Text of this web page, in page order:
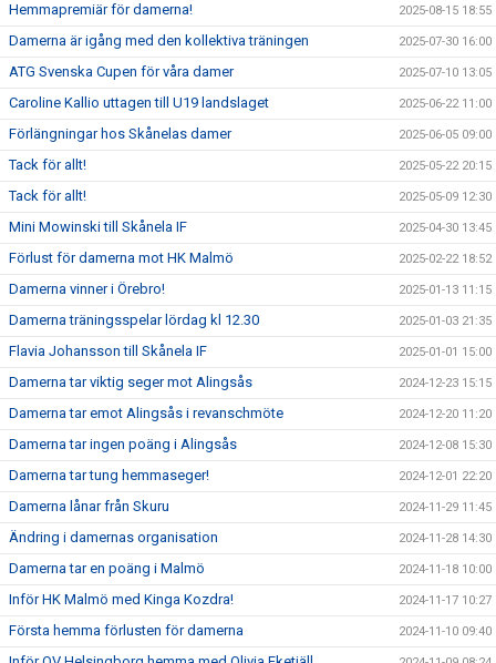
Hemmapremiär för damerna! 2025-08-15 18:55
Damerna är igång med den kollektiva träningen 2025-07-30 16:00
ATG Svenska Cupen för våra damer 2025-07-10 13:05
Caroline Kallio uttagen till U19 landslaget 2025-06-22 11:00
Förlängningar hos Skånelas damer 2025-06-05 09:00
Tack för allt! 2025-05-22 20:15
Tack för allt! 2025-05-09 12:30
Mini Mowinski till Skånela IF 2025-04-30 13:45
Förlust för damerna mot HK Malmö 2025-02-22 18:52
Damerna vinner i Örebro! 2025-01-13 11:15
Damerna träningsspelar lördag kl 12.30 2025-01-03 21:35
Flavia Johansson till Skånela IF 2025-01-01 15:00
Damerna tar viktig seger mot Alingsås 2024-12-23 15:15
Damerna tar emot Alingsås i revanschmöte 2024-12-20 11:20
Damerna tar ingen poäng i Alingsås 2024-12-08 15:30
Damerna tar tung hemmaseger! 2024-12-01 22:20
Damerna lånar från Skuru 2024-11-29 11:45
Ändring i damernas organisation 2024-11-28 14:30
Damerna tar en poäng i Malmö 2024-11-18 10:00
Inför HK Malmö med Kinga Kozdra! 2024-11-17 10:27
Första hemma förlusten för damerna 2024-11-10 09:40